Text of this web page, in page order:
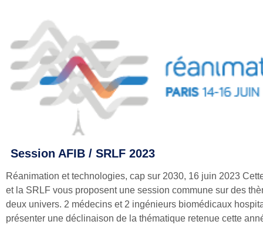
Session AFIB / SRLF 2023
Réanimation et technologies, cap sur 2030, 16 juin 2023
et la SRLF vous proposent une session commune sur des
deux univers. 2 médecins et 2 ingénieurs biomédicaux
présenter une déclinaison de la thématique retenue cette